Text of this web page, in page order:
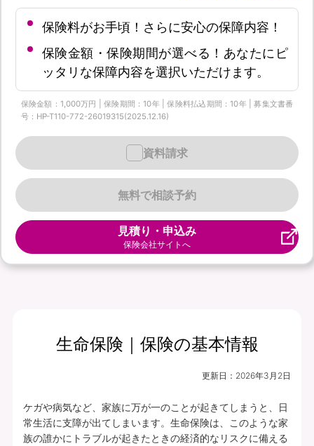
保険料がお手頃！さらに安心の保障内容！
保険金額・保険期間が選べる！あなたにピ
ッタリな保障内容を選択いただけます。
保険金額：1,000万円 | 保険期間：10年 | 保険料払込期間：10年 | 募集文書番
号：HP-T110-772-26019315(2025.12.16)
無料で相談予約
資料請求
見積り・申込み
保険会社サイトへ
生命保険｜保険の基本情報
更新日： 2026年3月2日
ケガや病気など、家族に万が一のことが起きてしまうと、日
常生活に支障が出てしまいます。生命保険は、このような家
族の誰かにトラブルが起きたときの経済的なリスクに備える